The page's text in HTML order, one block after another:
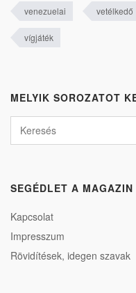
venezuelai vetélkedő
vígjáték
MELYIK SOROZATOT
SEGÉDLET A
Kapcsolat
Impresszum
Rövidítések, idegen szavak